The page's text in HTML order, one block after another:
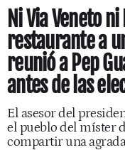
Ni Via Veneto
restaurante a
reunió a Pep
antes de las
El asesor del
el pueblo del míster
compartir una